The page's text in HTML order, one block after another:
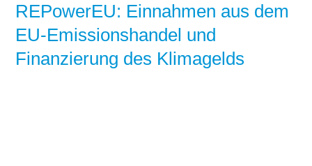
REPowerEU: Einnahmen aus dem
EU-Emissionshandel und
Finanzierung des Klimagelds